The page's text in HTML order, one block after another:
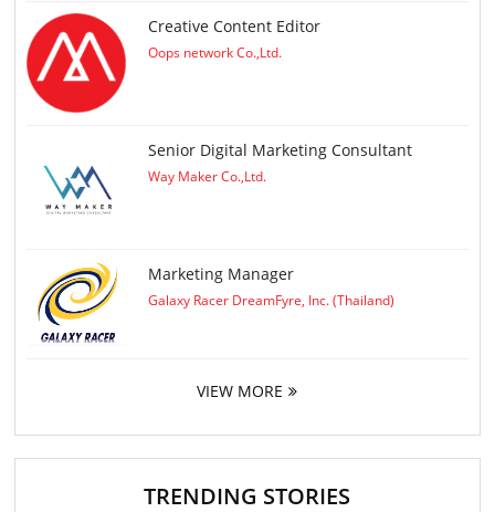
Creative Content Editor
Oops network Co.,Ltd.
Senior Digital Marketing Consultant
Way Maker Co.,Ltd.
Marketing Manager
Galaxy Racer DreamFyre, Inc. (Thailand)
VIEW MORE
TRENDING STORIES